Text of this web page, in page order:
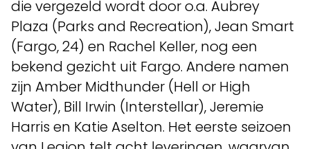
die vergezeld wordt door o.a. Aubrey
Plaza (Parks and Recreation), Jean Smart
(Fargo, 24) en Rachel Keller, nog een
bekend gezicht uit Fargo. Andere namen
zijn Amber Midthunder (Hell or High
Water), Bill Irwin (Interstellar), Jeremie
Harris en Katie Aselton. Het eerste seizoen